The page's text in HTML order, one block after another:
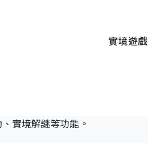
實境遊戲
實境解謎等功能。